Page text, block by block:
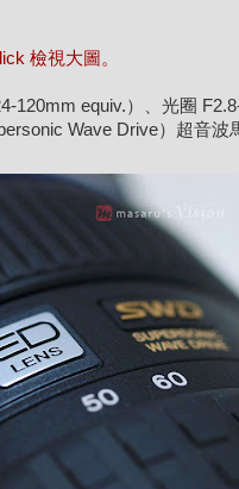
檢視大圖。
120mm equiv.）、光圈
Wave Drive）超音波